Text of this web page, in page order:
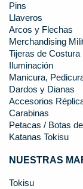
Pins
Llaveros
Arcos y Flechas
Merchandising
Tijeras de Costura
Iluminación
Manicura,
Dardos y Dianas
Accesorios
Carabinas
Petacas / Botas
Katanas Tokisu
NUESTRAS
Tokisu